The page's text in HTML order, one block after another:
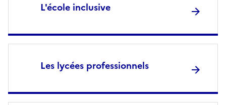
L'école inclusive
Les lycées professionnels